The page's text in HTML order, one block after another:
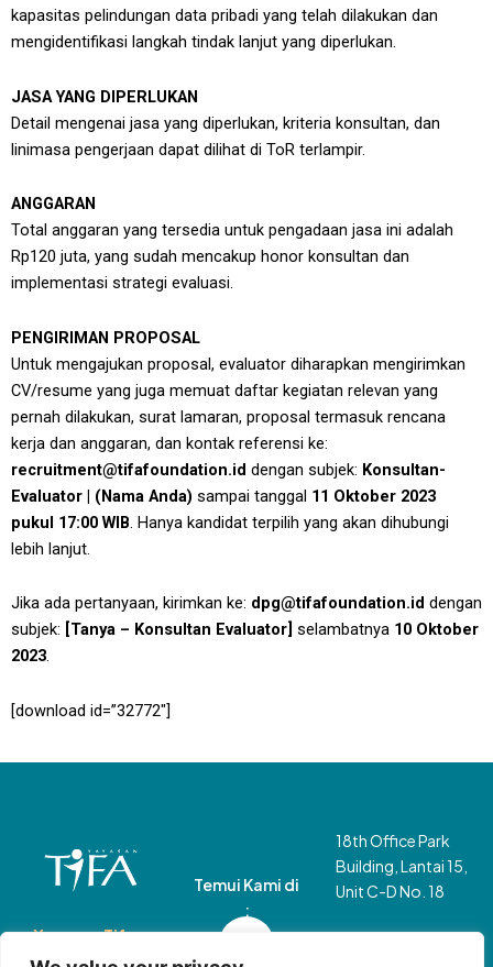
kapasitas pelindungan data pribadi yang telah dilakukan dan
mengidentifikasi langkah tindak lanjut yang diperlukan.
JASA YANG DIPERLUKAN
Detail mengenai jasa yang diperlukan, kriteria konsultan, dan
linimasa pengerjaan dapat dilihat di ToR terlampir.
ANGGARAN
Total anggaran yang tersedia untuk pengadaan jasa ini adalah
Rp120 juta, yang sudah mencakup honor konsultan dan
implementasi strategi evaluasi.
PENGIRIMAN PROPOSAL
Untuk mengajukan proposal, evaluator diharapkan mengirimkan
CV/resume yang juga memuat daftar kegiatan relevan yang
pernah dilakukan, surat lamaran, proposal termasuk rencana
kerja dan anggaran, dan kontak referensi ke:
recruitment@tifafoundation.id dengan subjek: Konsultan-
Evaluator | (Nama Anda) sampai tanggal 11 Oktober 2023
pukul 17:00 WIB . Hanya kandidat terpilih yang akan dihubungi
lebih lanjut.
Jika ada pertanyaan, kirimkan ke: dpg@tifafoundation.id dengan
subjek: [Tanya – Konsultan Evaluator] selambatnya 10 Oktober
2023.
[download id=”32772″]
Yayasan Tifa
(Tifa)
Temui Kami di
:
I
F
Y
X
L
T
18th Office Park
Building, Lantai 15,
Unit C-D No. 18